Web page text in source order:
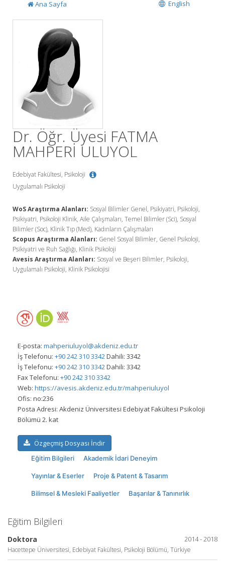
English
Ana Sayfa
Dr. Öğr. Üyesi FATMA
MAHPERİ ULUYOL
Edebiyat Fakültesi, Psikoloji
Uygulamalı Psikoloji
WoS Araştırma Alanları: Sosyal Bilimler Genel, Psikiyatri, Psikoloji,
Psikiyatri, Psikoloji Klinik, Aile Çalışmaları, Temel Bilimler (Sci), Sosyal
Bilimler (Soc), Klinik Tıp (Med), Kadınların Çalışmaları
Scopus Araştırma Alanları: Genel Sosyal Bilimler, Genel Psikoloji,
Psikiyatri ve Ruh Sağlığı, Klinik Psikoloji
Avesis Araştırma Alanları: Sosyal ve Beşeri Bilimler, Psikoloji,
Uygulamalı Psikoloji, Klinik Psikolojisi
E-posta: mahperiuluyol@akdeniz.edu.tr
İş Telefonu: +90 242 310 3342Dahili: 3342
İş Telefonu: +90 242 310 3342Dahili: 3342
Fax Telefonu: +90 242 310 3342
Web: https://avesis.akdeniz.edu.tr/mahperiuluyol
Ofis: no:236
Posta Adresi: Akdeniz Üniversitesi Edebiyat Fakültesi Psikoloji
Bölümü 2. kat
Özgeçmiş Dosyası İndir
Eğitim Bilgileri Akademik İdari Deneyim
Yayınlar & Eserler Proje & Patent & Tasarım
Bilimsel & Mesleki Faaliyetler Başarılar & Tanınırlık
Eğitim Bilgileri
2014 - 2018
Doktora
Hacettepe Üniversitesi, Edebiyat Fakültesi, Psikoloji Bölümü, Türkiye